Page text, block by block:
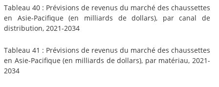
Tableau 40 : Prévisions de revenus du marché des chaussettes
en Asie-Pacifique (en milliards de dollars), par canal de
distribution, 2021-2034
Tableau 41 : Prévisions de revenus du marché des chaussettes
en Asie-Pacifique (en milliards de dollars), par matériau, 2021-
2034